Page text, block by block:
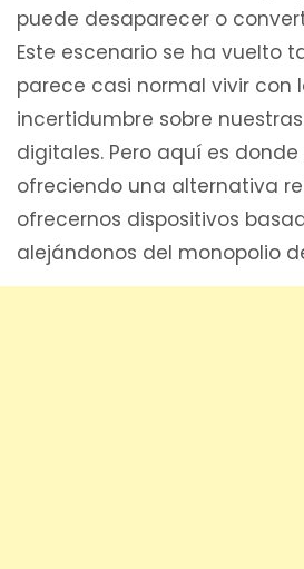
puede desaparecer o
Este escenario se ha vuelto
parece casi normal vivir con
incertidumbre sobre
digitales. Pero aquí es
ofreciendo una alternativa
ofrecernos dispositivos
alejándonos del monopolio